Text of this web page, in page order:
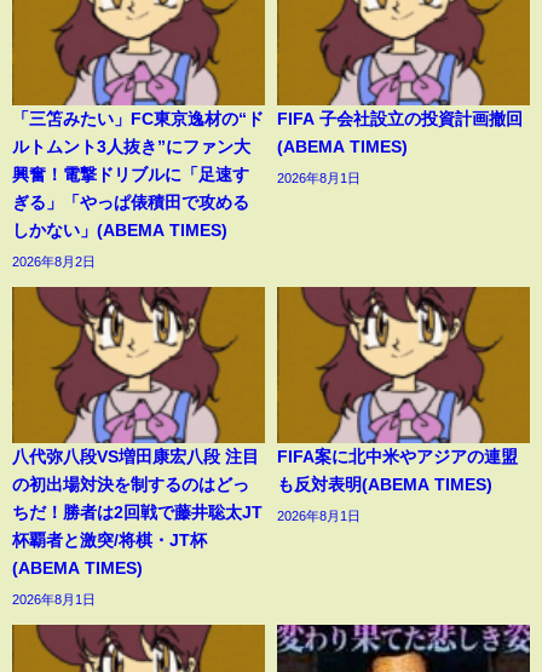
「三笘みたい」FC東京逸材の“ド
ルトムント3人抜き”にファン大
興奮！電撃ドリブルに「足速す
ぎる」「やっぱ俵積田で攻める
しかない」(ABEMA TIMES)
2026年8月2日
FIFA 子会社設立の投資計画撤回
(ABEMA TIMES)
2026年8月1日
八代弥八段VS増田康宏八段 注目
の初出場対決を制するのはどっ
ちだ！勝者は2回戦で藤井聡太JT
杯覇者と激突/将棋・JT杯
(ABEMA TIMES)
2026年8月1日
FIFA案に北中米やアジアの連盟
も反対表明(ABEMA TIMES)
2026年8月1日